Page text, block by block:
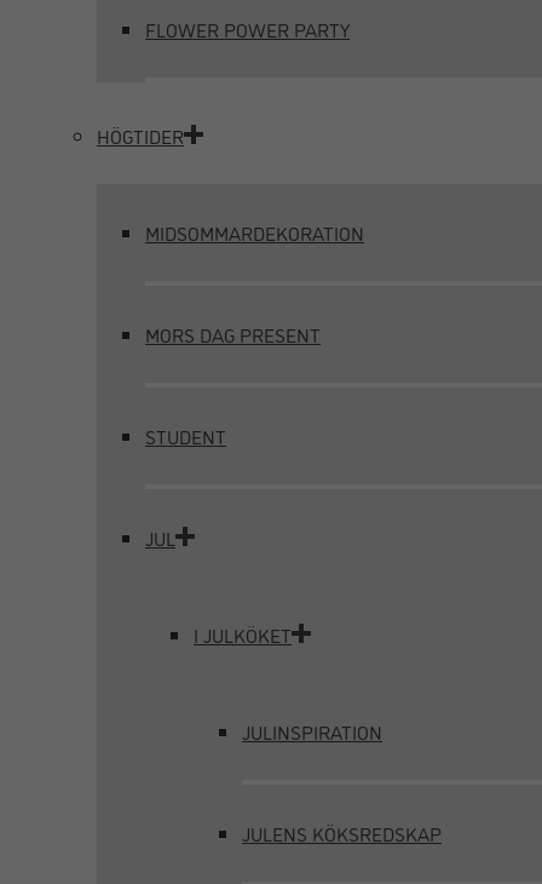
FLOWER POWER PARTY
HÖGTIDER
MIDSOMMARDEKORATION
MORS DAG PRESENT
STUDENT
JUL
I JULKÖKET
JULINSPIRATION
JULENS KÖKSREDSKAP